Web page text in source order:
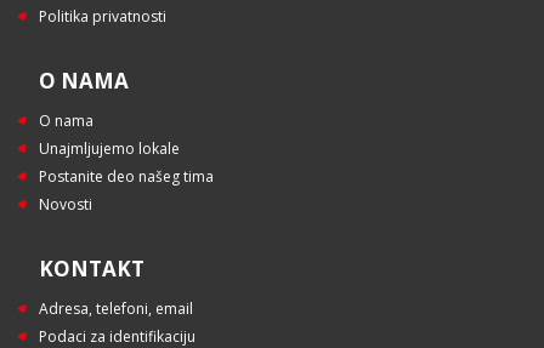
Politika privatnosti
O NAMA
O nama
Unajmljujemo lokale
Postanite deo našeg tima
Novosti
KONTAKT
Adresa, telefoni, email
Podaci za identifikaciju